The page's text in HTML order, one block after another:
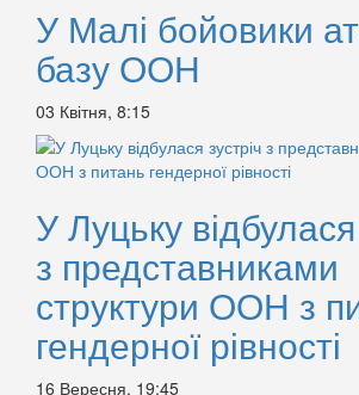
У Малі бойовики
базу ООН
03 Квітня, 8:15
У Луцьку відбулася
з представниками
структури ООН з
гендерної рівності
16 Вересня, 19:45